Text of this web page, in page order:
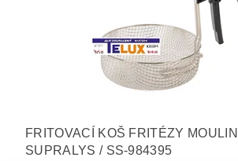
FRITOVACÍ KOŠ FRITÉZY
SUPRALYS / SS-984395